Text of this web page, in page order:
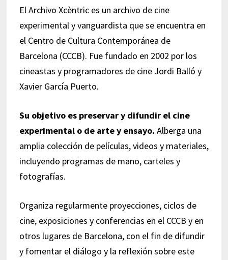
El Archivo Xcèntric es un archivo de cine
experimental y vanguardista que se encuentra en
el Centro de Cultura Contemporánea de
Barcelona (CCCB). Fue fundado en 2002 por los
cineastas y programadores de cine Jordi Balló y
Xavier García Puerto.
Su objetivo es preservar y difundir el cine
experimental o de arte y ensayo. Alberga una
amplia colección de películas, videos y materiales,
incluyendo programas de mano, carteles y
fotografías.
Organiza regularmente proyecciones, ciclos de
cine, exposiciones y conferencias en el CCCB y en
otros lugares de Barcelona, con el fin de difundir
y fomentar el diálogo y la reflexión sobre este